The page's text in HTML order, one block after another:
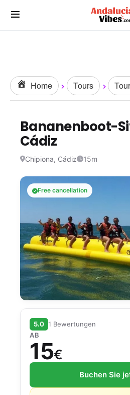
Home Tours
Bananenboot-
Cádiz
Chipiona, Cádiz 15m
Free cancellation
5.0 1 Bewertungen
AB
15€
Buchen Sie